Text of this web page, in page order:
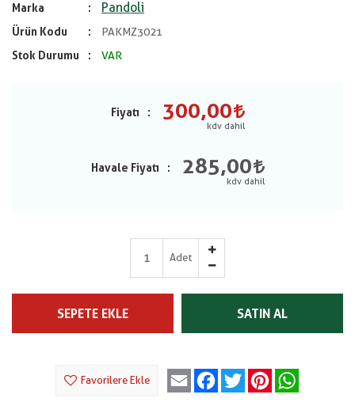
Marka Pandoli
Ürün Kodu
PAKMZ3021
Stok Durumu
VAR
Fiyatı 300,00
Havale Fiyatı 285,00
Adet
SEPETE EKLE SATIN AL
Favorilere Ekle Email Facebook
Twitter Pinterest